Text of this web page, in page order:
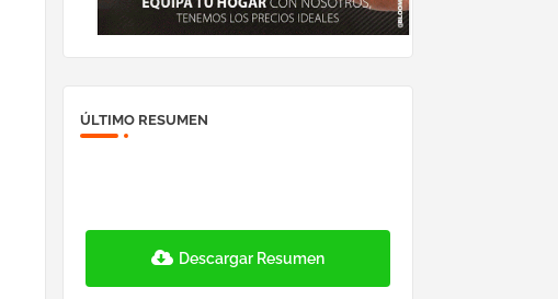
ÚLTIMO RESUMEN
Descargar Resumen